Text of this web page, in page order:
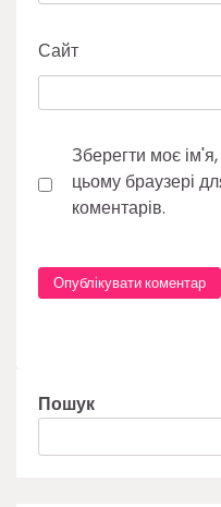
Сайт
Зберегти моє
цьому браузері
коментарів.
Пошук